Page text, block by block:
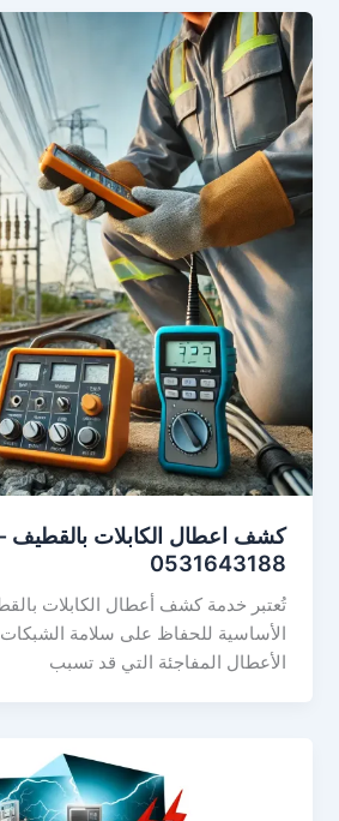
كشف اعطال الكابلات بالقطيف
0531643188
تُعتبر خدمة كشف أعطال الكابلات
الأساسية للحفاظ على سلامة الشبكات
الأعطال المفاجئة التي قد تسبب